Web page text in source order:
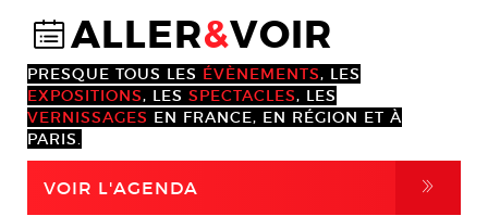
@ALLER&VOIR
PRESQUE TOUS LES ÉVÈNEMENTS, LES
EXPOSITIONS, LES SPECTACLES, LES
VERNISSAGES EN FRANCE, EN RÉGION ET À
PARIS.
VOIR L'AGENDA ,